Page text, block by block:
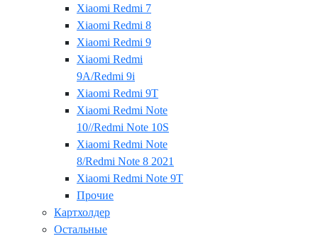
Xiaomi Redmi 7
Xiaomi Redmi 8
Xiaomi Redmi 9
Xiaomi Redmi
9A/Redmi 9i
Xiaomi Redmi 9T
Xiaomi Redmi Note
10//Redmi Note 10S
Xiaomi Redmi Note
8/Redmi Note 8 2021
Xiaomi Redmi Note 9T
Прочие
Картхолдер
Остальные